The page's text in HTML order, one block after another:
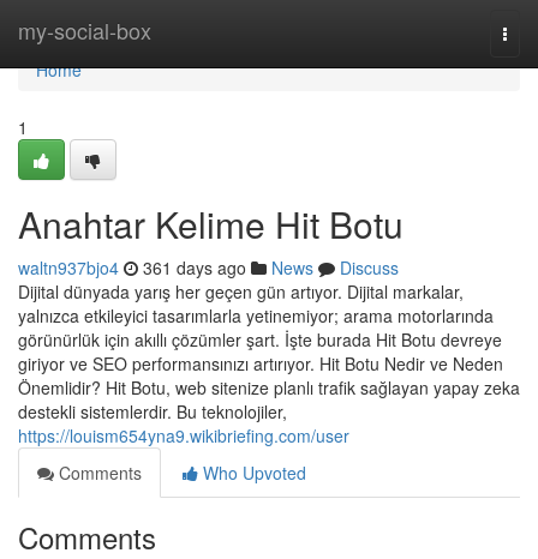
my-social-box
Home
Home
1
Anahtar Kelime Hit Botu
waltn937bjo4 361 days ago News
Discuss
Dijital dünyada yarış her geçen gün artıyor. Dijital markalar,
yalnızca etkileyici tasarımlarla yetinemiyor; arama motorlarında
görünürlük için akıllı çözümler şart. İşte burada Hit Botu devreye
giriyor ve SEO performansınızı artırıyor. Hit Botu Nedir ve Neden
Önemlidir? Hit Botu, web sitenize planlı trafik sağlayan yapay zeka
destekli sistemlerdir. Bu teknolojiler,
https://louism654yna9.wikibriefing.com/user
Comments
Who Upvoted
Comments